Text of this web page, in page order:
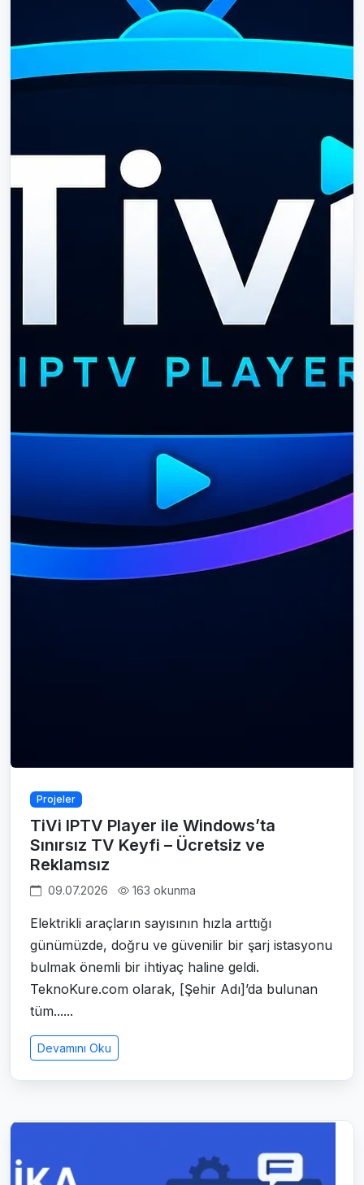
Projeler
TiVi IPTV Player ile Windows’ta
Sınırsız TV Keyfi – Ücretsiz ve
Reklamsız
09.07.2026 163 okunma
Elektrikli araçların sayısının hızla arttığı
günümüzde, doğru ve güvenilir bir şarj istasyonu
bulmak önemli bir ihtiyaç haline geldi.
TeknoKure.com olarak, [Şehir Adı]’da bulunan
tüm......
Devamını Oku